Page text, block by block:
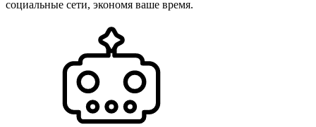
социальные сети, экономя ваше время.